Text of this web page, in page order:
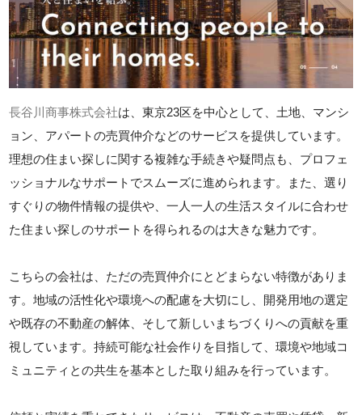
長谷川商事株式会社は、東京23区を中心として、土地、マンシ
ョン、アパートの売買仲介などのサービスを提供しています。
理想の住まい探しに関する複雑な手続きや疑問点も、プロフェ
ッショナルなサポートでスムーズに進められます。また、選り
すぐりの物件情報の提供や、一人一人の生活スタイルに合わせ
た住まい探しのサポートを得られるのは大きな魅力です。
こちらの会社は、ただの売買仲介にとどまらない特徴がありま
す。地域の活性化や環境への配慮を大切にし、開発用地の選定
や既存の不動産の解体、そして新しいまちづくりへの貢献を重
視しています。持続可能な社会作りを目指して、環境や地域コ
ミュニティとの共生を基本とした取り組みを行っています。